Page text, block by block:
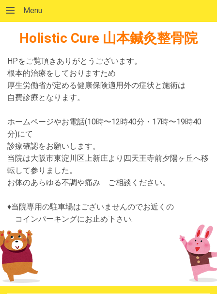
Menu
Holistic Cure 山本鍼灸整骨院
HPをご覧頂きありがとうございます。
根本的治療をしておりますため
厚生労働省が定める健康保険適用外の症状と施術は
自費診療となります。
ホームページやお電話(10時〜12時40分・17時〜19時40
分)にて
診療確認をお願いします。
当院は大阪市東淀川区上新庄より四天王寺前夕陽ヶ丘へ移
転して参りました。
お体のあらゆる不調や痛み ご相談ください。
♦当院専用の駐車場はございませんのでお近くの
コインパーキングにお止め下さい.